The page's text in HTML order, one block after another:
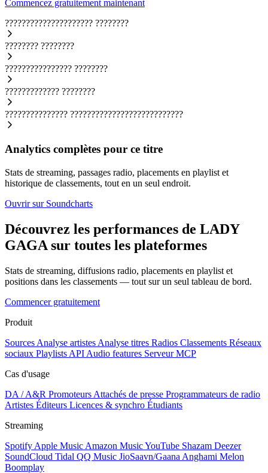
Commencez gratuitement maintenant
????????????????????? ????????
???????? ????????
???????????????? ????????
????????????? ????????
??????????????? ???????????????????????????
Analytics complètes pour ce titre
Stats de streaming, passages radio, placements en playlist et
historique de classements, tout en un seul endroit.
Ouvrir sur Soundcharts
Découvrez les performances de LADY
GAGA sur toutes les plateformes
Stats de streaming, diffusions radio, placements en playlist et
positions dans les classements — tout sur un seul tableau de bord.
Commencer gratuitement
Produit
Sources Analyse artistes Analyse titres Radios Classements Réseaux
sociaux Playlists API Audio features Serveur MCP
Cas d'usage
DA / A&R Promoteurs Attachés de presse Programmateurs de radio
Artistes Éditeurs Licences & synchro Étudiants
Streaming
Spotify Apple Music Amazon MusicYouTube Shazam Deezer
SoundCloud Tidal QQ Music JioSaavn/Gaana Anghami Melon
Boomplay